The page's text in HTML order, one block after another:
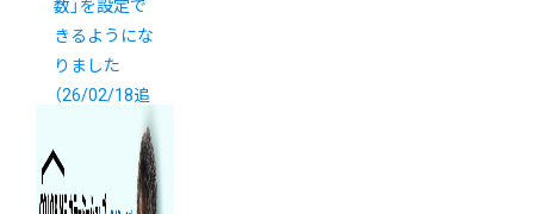
数」を設定で
きるようにな
りました
（26/02/18追